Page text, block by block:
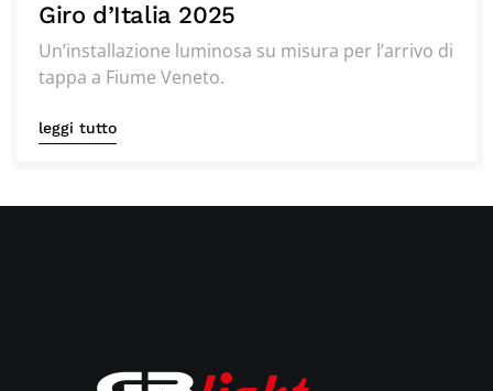
Giro d’Italia 2025
Un’installazione luminosa su misura per l’arrivo di
tappa a Fiume Veneto.
leggi tutto